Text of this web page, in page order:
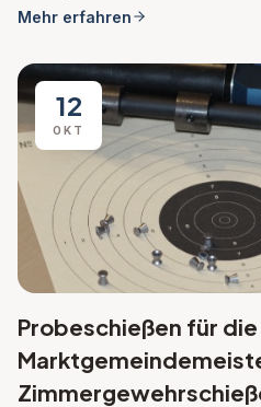
Mehr erfahren
12
OKT
Probeschießen für die